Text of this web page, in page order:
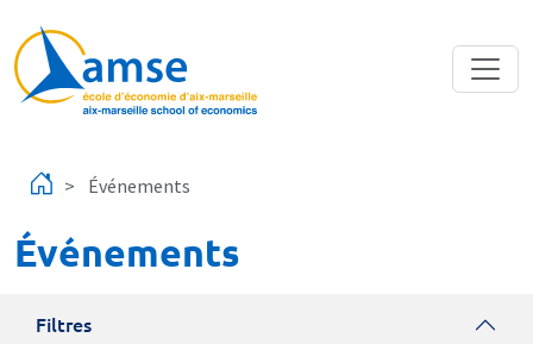
Événements
Événements
Filtres